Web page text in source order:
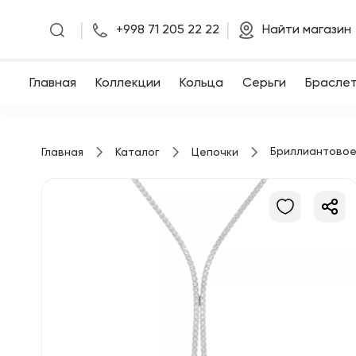
Главная
+998 71 205 22 22 Найти магазин
Главная Коллекции Кольца Серьги
Главная Каталог Цепочки